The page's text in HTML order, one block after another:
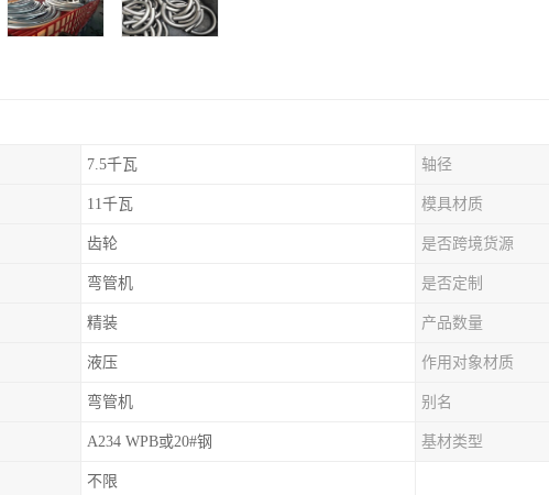
7.5千瓦 轴径
11千瓦 模具材质
齿轮 是否跨境货源
弯管机 是否定制
精装 产品数量
液压 作用对象材质
弯管机 别名
A234 WPB或20#钢 基材类型
不限